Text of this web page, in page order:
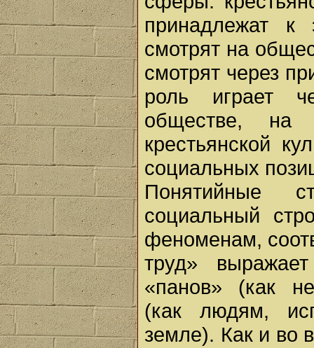
принадлежат
смотрят на
смотрят через
роль играет
обществе, на
крестьянской
социальных
Понятийные
социальный
феноменам,
труд»
«панов» (как
(как людям,
земле). Как и во